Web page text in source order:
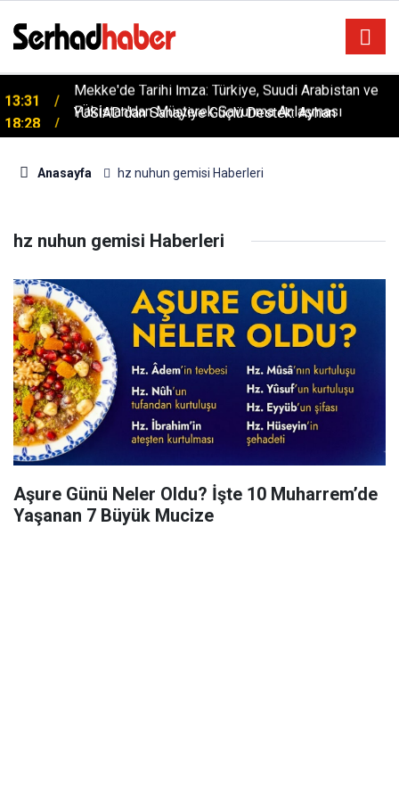
Mekke'de Tarihi İmza: Türkiye, Suudi Arabistan ve
Pakistan'dan Müşterek Savunma Anlaşması
18:28
YÜSİAD’dan Sanayiye Güçlü Destek: Ayhan
Bayram’dan Davut Tatar’a Ziyaret
Anasayfa hz nuhun gemisi Haberleri
hz nuhun gemisi Haberleri
Aşure Günü Neler Oldu? İşte 10 Muharrem’de
Yaşanan 7 Büyük Mucize